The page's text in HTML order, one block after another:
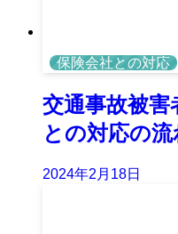
保険会社との対応
交通事故被
との対応の
2024年2月18日